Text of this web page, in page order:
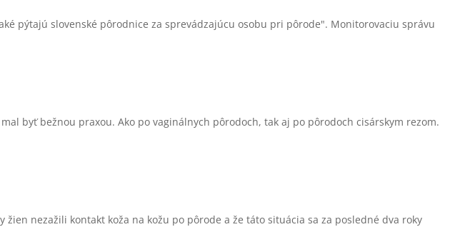
pýtajú slovenské pôrodnice za sprevádzajúcu osobu pri pôrode". Monitorovaciu správu
byť bežnou praxou. Ako po vaginálnych pôrodoch, tak aj po pôrodoch cisárskym rezom.
nezažili kontakt koža na kožu po pôrode a že táto situácia sa za posledné dva roky